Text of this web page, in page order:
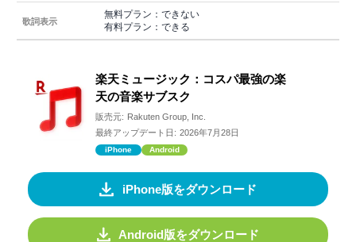
歌詞表示
無料プラン：できない
有料プラン：できる
楽天ミュージック：コスパ最強の楽
天の音楽サブスク
販売元: Rakuten Group, Inc.
最終アップデート日: 2026年7月28日
iPhone Android
iPhone版をダウンロード
Android版をダウンロード